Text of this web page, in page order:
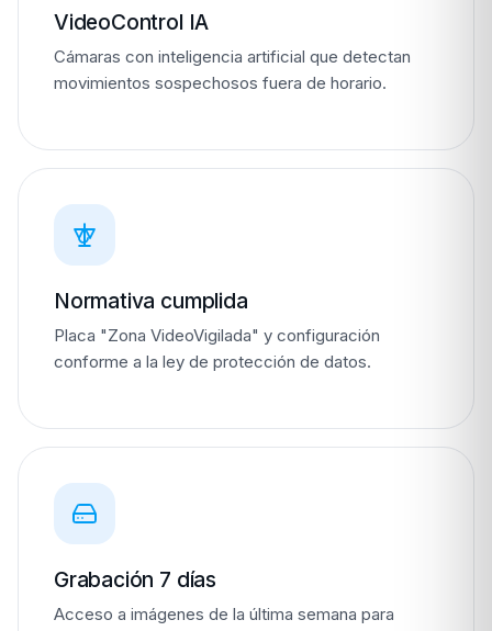
VideoControl IA
Cámaras con inteligencia artificial que detectan
movimientos sospechosos fuera de horario.
Normativa cumplida
Placa "Zona VideoVigilada" y configuración
conforme a la ley de protección de datos.
Grabación 7 días
Acceso a imágenes de la última semana para